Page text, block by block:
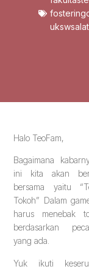
Halo TeoFam,
Bagaimana
ini kita akan
bersama yaitu
Tokoh” Dalam
harus menebak
berdasarkan
yang ada.
Yuk ikuti